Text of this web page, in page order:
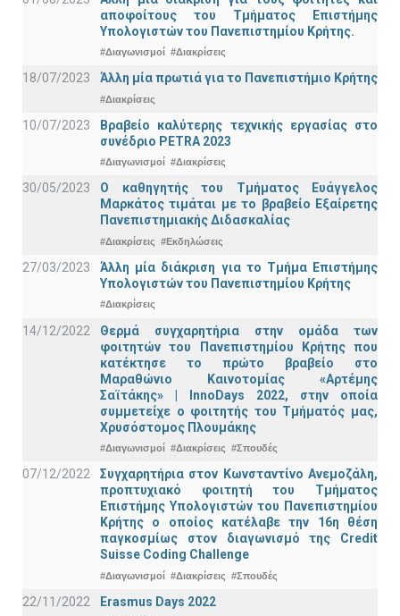
αποφοίτους του Τμήματος Επιστήμης
Υπολογιστών του Πανεπιστημίου Κρήτης.
#Διαγωνισμοί #Διακρίσεις
18/07/2023 Άλλη μία πρωτιά για το Πανεπιστήμιο Κρήτης
#Διακρίσεις
10/07/2023
Βραβείο καλύτερης τεχνικής εργασίας στο
συνέδριο PETRA 2023
#Διαγωνισμοί #Διακρίσεις
30/05/2023
Ο καθηγητής του Τμήματος Ευάγγελος
Μαρκάτος τιμάται με το βραβείο Εξαίρετης
Πανεπιστημιακής Διδασκαλίας
#Διακρίσεις #Εκδηλώσεις
27/03/2023
Άλλη μία διάκριση για το Τμήμα Επιστήμης
Υπολογιστών του Πανεπιστημίου Κρήτης
#Διακρίσεις
14/12/2022
Θερμά συγχαρητήρια στην ομάδα των
φοιτητών του Πανεπιστημίου Κρήτης που
κατέκτησε το πρώτο βραβείο στο
Μαραθώνιο Καινοτομίας «Αρτέμης
Σαϊτάκης» | InnoDays 2022, στην οποία
συμμετείχε ο φοιτητής του Τμήματός μας,
Χρυσόστομος Πλουμάκης
#Διαγωνισμοί #Διακρίσεις #Σπουδές
07/12/2022
Συγχαρητήρια στον Κωνσταντίνο Ανεμοζάλη,
προπτυχιακό φοιτητή του Τμήματος
Επιστήμης Υπολογιστών του Πανεπιστημίου
Κρήτης ο οποίος κατέλαβε την 16η θέση
παγκοσμίως στον διαγωνισμό της Credit
Suisse Coding Challenge
#Διαγωνισμοί #Διακρίσεις #Σπουδές
22/11/2022 Erasmus Days 2022